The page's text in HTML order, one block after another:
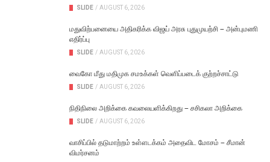
SLIDE / AUGUST 6, 2026
மதுவிற்பனையை அதிகரிக்க விஜய் அரசு புதுமுயற்சி – அன்புமணி
எதிர்ப்பு
SLIDE / AUGUST 6, 2026
வைகோ மீது மதிமுக சமஉக்கள் வெளிப்படைக் குற்றச்சாட்டு
SLIDE / AUGUST 6, 2026
நிதிநிலை அறிக்கை கவலையளிக்கிறது – சசிகலா அறிக்கை
SLIDE / AUGUST 6, 2026
வாசிப்பில் தடுமாற்றம் உள்ளடக்கம் அதைவிட மோசம் – சீமான்
விமர்சனம்